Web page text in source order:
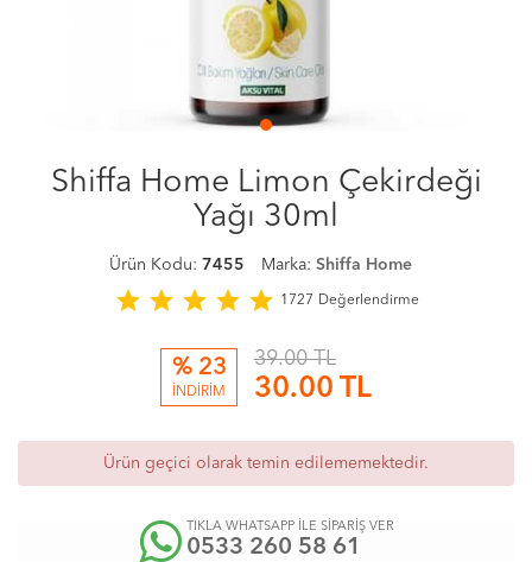
Shiffa Home Limon Çekirdeği
Yağı 30ml
Ürün Kodu: 7455 Marka: Shiffa Home
star star star star star 1727 Değerlendirme
% 23
İNDİRİM
39.00 TL
30.00 TL
Ürün geçici olarak temin edilememektedir.
TIKLA WHATSAPP İLE SİPARİŞ VER
0533 260 58 61